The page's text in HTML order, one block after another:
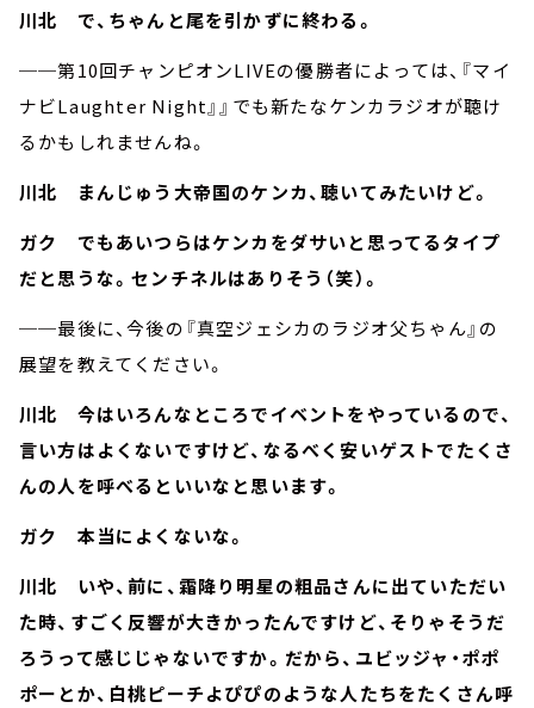
川北 で、ちゃんと尾を引かずに終わる。
──第10回チャンピオンLIVEの優勝者によっては、『マイ
ナビLaughter Night』』でも新たなケンカラジオが聴け
るかもしれませんね。
川北 まんじゅう大帝国のケンカ、聴いてみたいけど。
ガク でもあいつらはケンカをダサいと思ってるタイプ
だと思うな。センチネルはありそう（笑）。
──最後に、今後の『真空ジェシカのラジオ父ちゃん』の
展望を教えてください。
川北 今はいろんなところでイベントをやっているので、
言い方はよくないですけど、なるべく安いゲストでたくさ
んの人を呼べるといいなと思います。
ガク 本当によくないな。
川北 いや、前に、霜降り明星の粗品さんに出ていただい
た時、すごく反響が大きかったんですけど、そりゃそうだ
ろうって感じじゃないですか。だから、ユビッジャ・ポポ
ポーとか、白桃ピーチよぴぴのような人たちをたくさん呼